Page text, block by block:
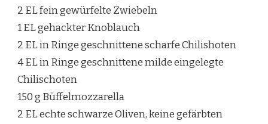
2 EL fein gewürfelte Zwiebeln
1 EL gehackter Knoblauch
2 EL in Ringe geschnittene scharfe Chilishoten
4 EL in Ringe geschnittene milde eingelegte
Chilischoten
150 g Büffelmozzarella
2 EL echte schwarze Oliven, keine gefärbten